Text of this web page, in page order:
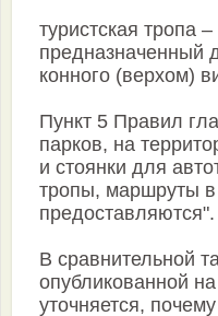
туристская тропа
предназначенный
конного (верхом)
Пункт 5 Правил
парков, на
и стоянки для
тропы, маршруты
предоставляются".
В сравнительной
опубликованной
уточняется,